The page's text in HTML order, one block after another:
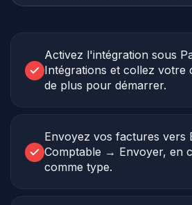
Activez l'intégration sous
Intégrations et collez votre
de plus pour démarrer.
Envoyez vos factures vers
Comptable → Envoyer, en
comme type.